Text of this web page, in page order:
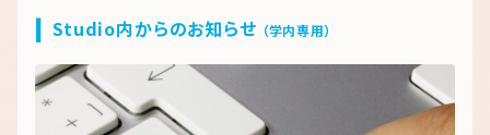
Studio内からのお知らせ （学内専用）